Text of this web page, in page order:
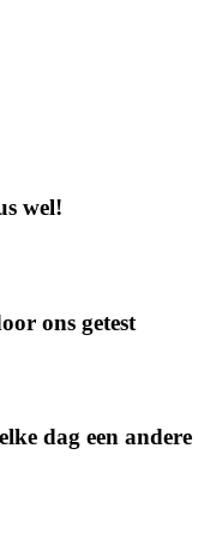
wel!
ons getest
dag een